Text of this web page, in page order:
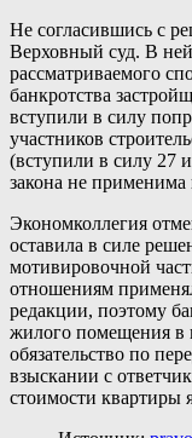
Не согласившись с
Верховный суд. В ней
рассматриваемого
банкротства
вступили в силу
участников
(вступили в силу 27
закона не применима
Экономколлегия
оставила в силе
мотивировочной
отношениям
редакции, поэтому
жилого помещения в
обязательство по
взыскании с
стоимости квартиры